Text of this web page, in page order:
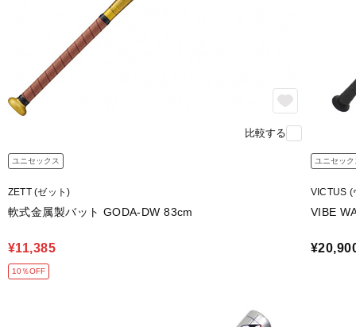
比較する
ユニセックス
ZETT (ゼット)
軟式金属製バット GODA-DW 83cm
¥11,385
10％OFF
ユニセック
VICTUS (
VIBE